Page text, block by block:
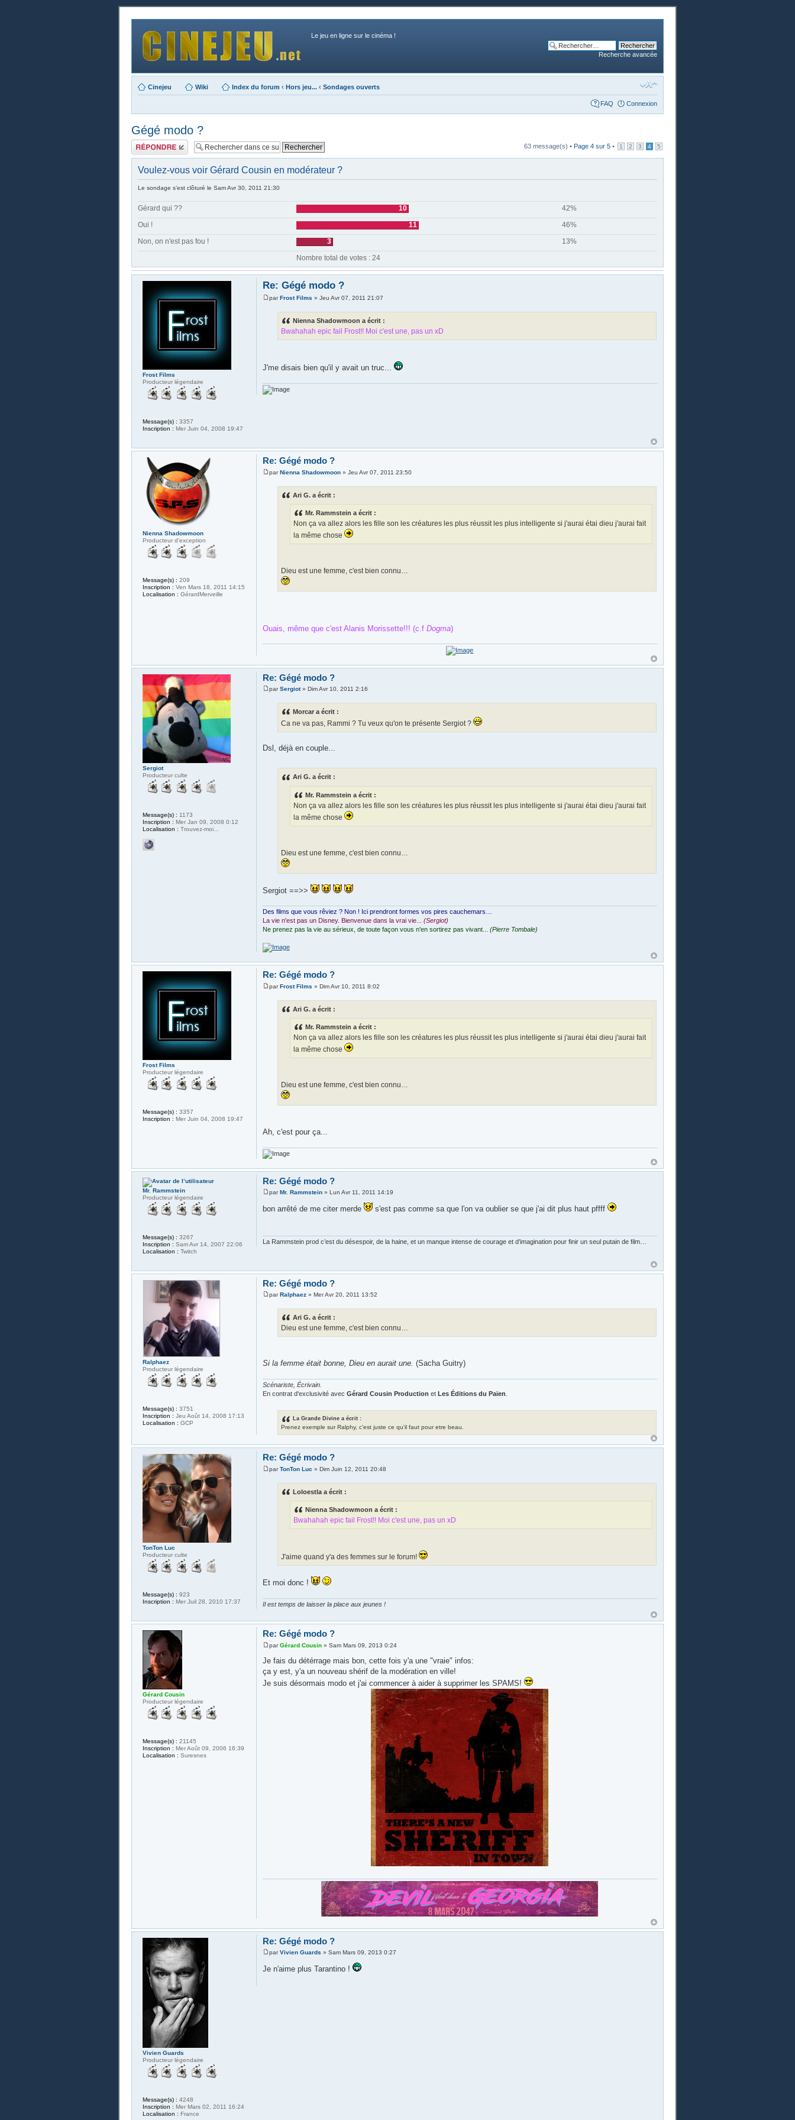
Le jeu en ligne sur le cinéma !
Recherche avancée
Cinejeu Wiki Index du forum ‹ Hors jeu... ‹ Sondages ouverts
FAQ Connexion
Gégé modo ?
Publier une
réponse
63 message(s) • Page 4 sur 5 • 1 2 3 4 5
Voulez-vous voir Gérard Cousin en modérateur ?
Le sondage s’est clôturé le Sam Avr 30, 2011 21:30
Gérard qui ?? 10
42%
Oui !
11
46%
Non, on n'est pas fou !
3
13%
Nombre total de votes : 24
Re: Gégé modo ?
parFrost Films » Jeu Avr 07, 2011 21:07
Nienna Shadowmoon a écrit :
Bwahahah epic fail Frost!! Moi c'est une, pas un xD
J'me disais bien qu'il y avait un truc...
Frost Films
Producteur légendaire
Message(s) : 3357
Inscription : Mer Juin 04, 2008 19:47
Re: Gégé modo ?
parNienna Shadowmoon» Jeu Avr 07, 2011 23:50
Ari G. a écrit :
Mr. Rammstein a écrit :
Non ça va allez alors les fille son les créatures les plus réussit les plus intelligente si j'aurai étai dieu j'aurai fait
la même chose
Dieu est une femme, c'est bien connu…
Ouais, même que c'est Alanis Morissette!!! (c.f Dogma)
Nienna Shadowmoon
Producteur d'exception
Message(s) : 209
Inscription : Ven Mars 18, 2011 14:15
Localisation : GérardMerveille
Re: Gégé modo ?
parSergiot» Dim Avr 10, 2011 2:16
Morcar a écrit :
Ca ne va pas, Rammi ? Tu veux qu'on te présente Sergiot ?
Dsl, déjà en couple...
Ari G. a écrit :
Mr. Rammstein a écrit :
Non ça va allez alors les fille son les créatures les plus réussit les plus intelligente si j'aurai étai dieu j'aurai fait
la même chose
Dieu est une femme, c'est bien connu…
Sergiot ==>>
Des films que vous rêviez ? Non ! Ici prendront formes vos pires cauchemars…
La vie n'est pas un Disney. Bienvenue dans la vrai vie... (Sergiot)
Ne prenez pas la vie au sérieux, de toute façon vous n'en sortirez pas vivant... (Pierre Tombale)
Sergiot
Producteur culte
Message(s) : 1173
Inscription : Mer Jan 09, 2008 0:12
Localisation : Trouvez-moi...
Re: Gégé modo ?
parFrost Films » Dim Avr 10, 2011 8:02
Ari G. a écrit :
Mr. Rammstein a écrit :
Non ça va allez alors les fille son les créatures les plus réussit les plus intelligente si j'aurai étai dieu j'aurai fait
la même chose
Dieu est une femme, c'est bien connu…
Ah, c'est pour ça...
Frost Films
Producteur légendaire
Message(s) : 3357
Inscription : Mer Juin 04, 2008 19:47
Re: Gégé modo ?
parMr. Rammstein» Lun Avr 11, 2011 14:19
bon arrêté de me citer merde s'est pas comme sa que l'on va oublier se que j'ai dit plus haut pffff
La Rammstein prod c’est du désespoir, de la haine, et un manque intense de courage et d’imagination pour finir un seul putain de film…
Mr. Rammstein
Producteur légendaire
Message(s) : 3267
Inscription : Sam Avr 14, 2007 22:06
Localisation : Twitch
Re: Gégé modo ?
parRalphaez» Mer Avr 20, 2011 13:52
Ari G. a écrit :
Dieu est une femme, c'est bien connu…
Si la femme était bonne, Dieu en aurait une. (Sacha Guitry)
Scénariste, Écrivain.
En contrat d'exclusivité avec Gérard Cousin Production et Les Éditions du Païen
La Grande Divine a écrit :
Prenez exemple sur Ralphy, c'est juste ce qu'il faut pour etre beau.
Ralphaez
Producteur légendaire
Message(s) : 3751
Inscription : Jeu Août 14, 2008 17:13
Localisation : GCP
Re: Gégé modo ?
parTonTon Luc » Dim Juin 12, 2011 20:48
Loloestla a écrit :
Nienna Shadowmoon a écrit :
Bwahahah epic fail Frost!! Moi c'est une, pas un xD
J'aime quand y'a des femmes sur le forum!
Et moi donc !
Il est temps de laisser la place aux jeunes !
TonTon Luc
Producteur culte
Message(s) : 923
Inscription : Mer Juil 28, 2010 17:37
Re: Gégé modo ?
parGérard Cousin» Sam Mars 09, 2013 0:24
Je fais du détérrage mais bon, cette fois y'a une "vraie" infos:
ça y est, y'a un nouveau shérif de la modération en ville!
Je suis désormais modo et j'ai commencer à aider à supprimer les SPAMS!
Gérard Cousin
Producteur légendaire
Message(s) : 21145
Inscription : Mer Août 09, 2006 16:39
Localisation : Suresnes
Re: Gégé modo ?
parVivien Guards » Sam Mars 09, 2013 0:27
Je n'aime plus Tarantino !
Vivien Guards
Producteur légendaire
Message(s) : 4248
Inscription : Mer Mars 02, 2011 16:24
Localisation : France